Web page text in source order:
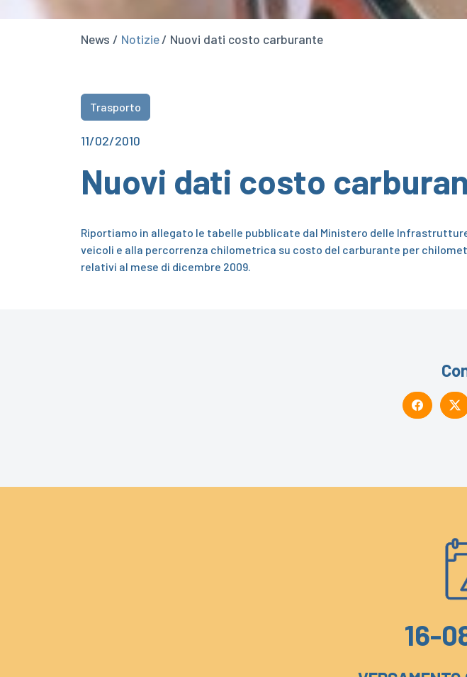
News / Notizie/ Nuovi dati costo carburante
Trasporto
11/02/2010
Nuovi dati costo
Riportiamo in allegato le tabelle pubblicate dal Ministero delle
veicoli e alla percorrenza chilometrica su costo del carburante per
relativi al mese di dicembre 2009.
16-